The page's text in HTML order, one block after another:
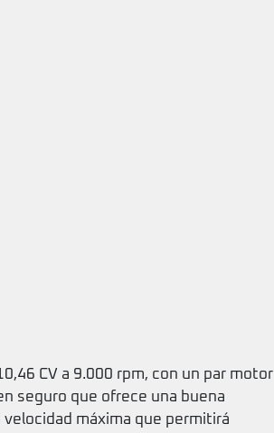
CV a 9.000 rpm, con un par motor
seguro que ofrece una buena
máxima que permitirá